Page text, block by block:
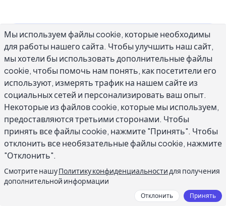
Если вы хотите улучшить навыки
технического письма, чтения советов по
письму недостаточно. Знание того, что вы
должны использовать активный залог,
отличается от привычки действительно
ловить пассивные конструкции перед
отправкой. Развитие навыков технического
письма следует тому же образцу, что и любое
другое ремесло: регулярная практика с
сосредоточенными целями, обратная связь,
которая показывает вам, где ваши инстинкты
ошибаются, и целенаправленный обзор
вашего собственного выхода. Это
Мы используем файлы cookie, которые необходимы
для работы нашего сайта. Чтобы улучшить наш сайт,
мы хотели бы использовать дополнительные файлы
cookie, чтобы помочь нам понять, как посетители его
используют, измерять трафик на нашем сайте из
социальных сетей и персонализировать ваш опыт.
Некоторые из файлов cookie, которые мы используем,
предоставляются третьими сторонами. Чтобы
принять все файлы cookie, нажмите "Принять". Чтобы
отклонить все необязательные файлы cookie, нажмите
"Отклонить".
Смотрите нашуПолитику конфиденциальности для получения
дополнительной информации
Отклонить Принять